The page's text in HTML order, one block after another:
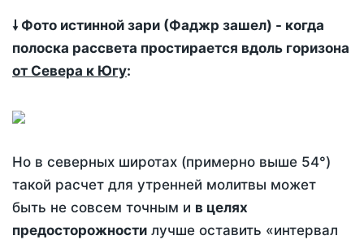
🠗 Фото истинной зари (Фаджр зашел) - когда
полоска рассвета простирается вдоль горизона
от Севера к Югу:
Но в северных широтах (примерно выше 54°)
такой расчет для утренней молитвы может
быть не совсем точным и в целях
предосторожности лучше оставить «интервал